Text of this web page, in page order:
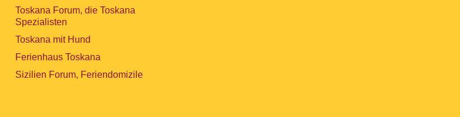
Toskana Forum, die Toskana
Spezialisten
Toskana mit Hund
Ferienhaus Toskana
Sizilien Forum, Feriendomizile